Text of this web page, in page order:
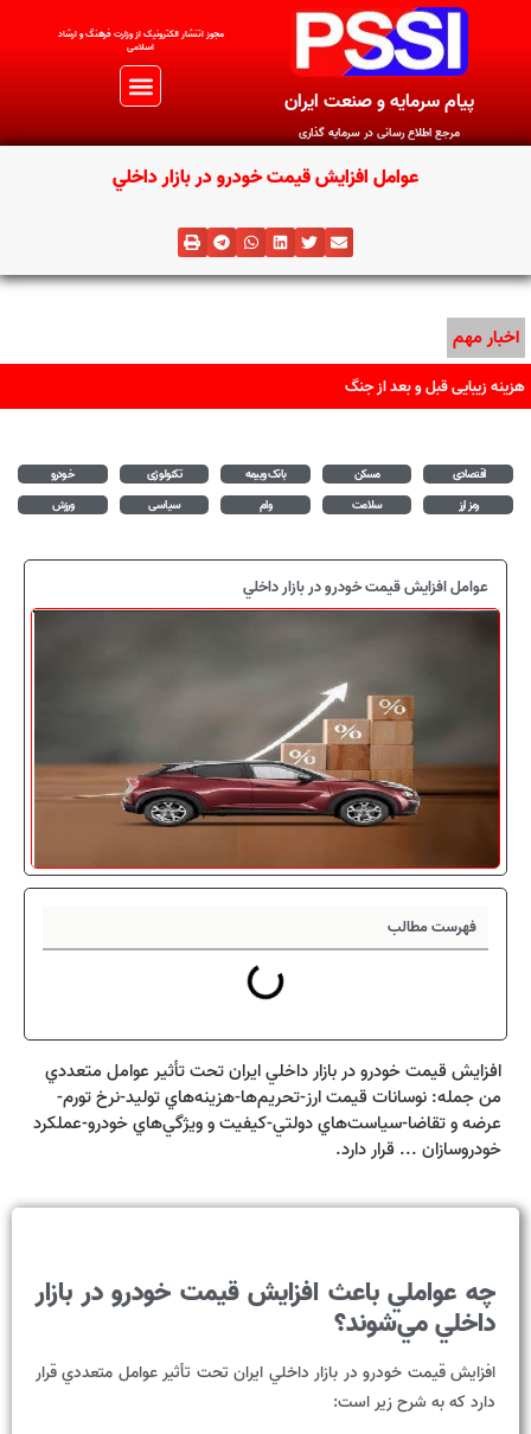
پیام سرمایه و صنعت ایران
مرجع اطلاع رسانی در سرمایه گذاری
مجوز اتنشار الکترونیک از وزارت فرهنگ و ارشاد
اسلامی
عوامل افزايش قيمت خودرو در بازار داخلي
اخبار مهم
هزینه زیبایی قبل و بعد از جنگ
اقتصادی مسکن بانک وبیمه تکنولوژی
خودرو
رمز ارز
سلامت وام سیاسی ورزش
عوامل افزايش قيمت خودرو در بازار داخلي
فهرست مطالب
افزايش قيمت خودرو در بازار داخلي ايران تحت تأثير عوامل متعددي
من جمله: نوسانات قيمت ارز-تحريم‌ها-هزينه‌هاي توليد-نرخ تورم-
عرضه و تقاضا-سياست‌هاي دولتي-کيفيت و ويژگي‌هاي خودرو-عملکرد
خودروسازان ... قرار دارد.
چه عواملي باعث افزايش قيمت خودرو در بازار
داخليميشوند؟
افزايش قيمت خودرو در بازار داخلي ايران تحت تأثير عوامل متعددي قرار
دارد که به شرح زير است: